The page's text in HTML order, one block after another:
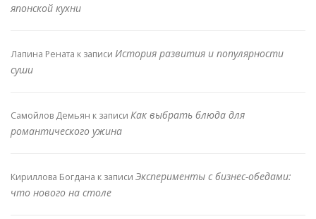
японской кухни
Лапина Рената к записи История развития и популярности
суши
Самойлов Демьян к записи Как выбрать блюда для
романтического ужина
Кириллова Богдана к записи Эксперименты с бизнес-обедами:
что нового на столе